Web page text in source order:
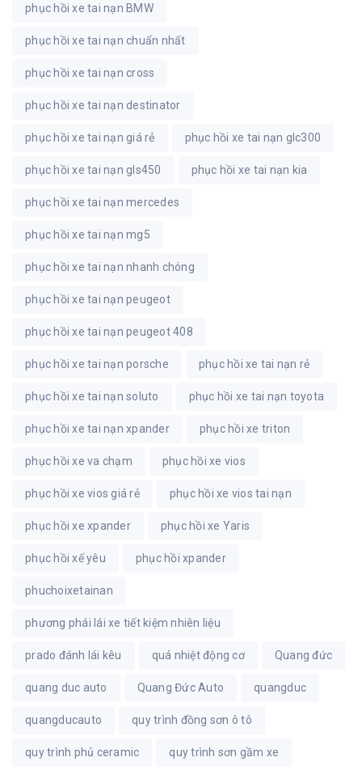
phục hồi xe tai nạn BMW
phục hồi xe tai nạn chuẩn nhất
phục hồi xe tai nạn cross
phục hồi xe tai nạn destinator
phục hồi xe tai nạn giá rẻ phục hồi xe tai nạn glc300
phục hồi xe tai nạn gls450 phục hồi xe tai nạn kia
phục hồi xe tai nạn mercedes
phục hồi xe tai nạn mg5
phục hồi xe tai nạn nhanh chóng
phục hồi xe tai nạn peugeot
phục hồi xe tai nạn peugeot 408
phục hồi xe tai nạn porsche phục hồi xe tai nạn rẻ
phục hồi xe tai nạn soluto phục hồi xe tai nạn toyota
phục hồi xe tai nạn xpander phục hồi xe triton
phục hồi xe va chạm phục hồi xe vios
phục hồi xe vios giá rẻ phục hồi xe vios tai nạn
phục hồi xe xpander phục hồi xe Yaris
phục hồi xế yêu phục hồi xpander
phuchoixetainan
phương phái lái xe tiết kiệm nhiên liệu
prado đánh lái kêu quá nhiệt động cơ Quang đức
quang duc auto Quang Đức Auto quangduc
quangducauto quy trình đồng sơn ô tô
quy trình phủ ceramic quy trình sơn gầm xe